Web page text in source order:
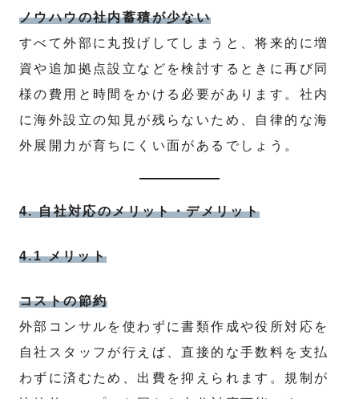
ノウハウの社内蓄積が少ない
すべて外部に丸投げしてしまうと、将来的に増
資や追加拠点設立などを検討するときに再び同
様の費用と時間をかける必要があります。社内
に海外設立の知見が残らないため、自律的な海
外展開力が育ちにくい面があるでしょう。
4. 自社対応のメリット・デメリット
4.1 メリット
コストの節約
外部コンサルを使わずに書類作成や役所対応を
自社スタッフが行えば、直接的な手数料を支払
わずに済むため、出費を抑えられます。規制が